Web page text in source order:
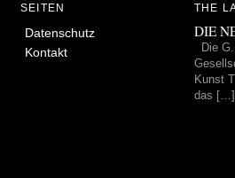
SEITEN
Datenschutz
Kontakt
THE
DIE
Die
Kunst
das […]